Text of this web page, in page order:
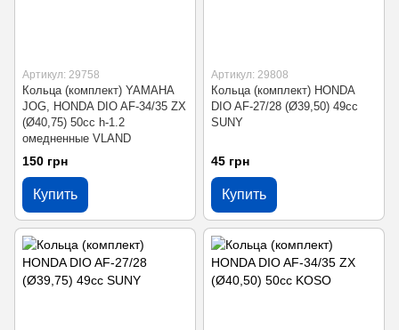
Артикул: 29758
Кольца (комплект) YAMAHA
JOG, HONDA DIO AF-34/35 ZX
(Ø40,75) 50cc h-1.2
омедненные VLAND
150 грн
Купить
Артикул: 29808
Кольца (комплект) HONDA
DIO AF-27/28 (Ø39,50) 49cc
SUNY
45 грн
Купить